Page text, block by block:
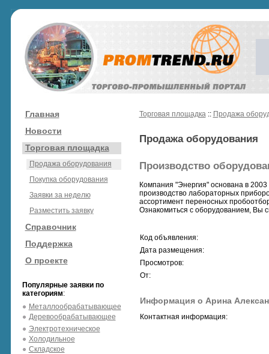
Главная
Новости
Торговая площадка
Продажа оборудования
Покупка оборудования
Заявки за неделю
Разместить заявку
Справочник
Поддержка
О проекте
Популярные заявки по
категориям:
Металлообрабатывающее
Деревообрабатывающее
Электротехническое
Холодильное
Складское
Торговая площадка:: Продажа
Продажа оборудования
Производство
Компания "Энергия" основана в
производство лабораторных
ассортимент переносных
Ознакомиться с оборудованием, Вы
Код объявления:
Дата размещения:
Просмотров:
От:
Информация о Арина
Контактная информация: